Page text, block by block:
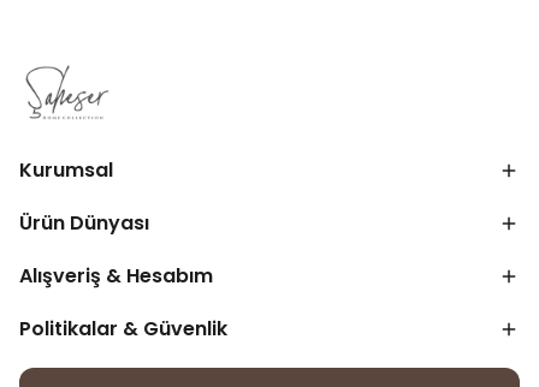
Kurumsal
Ürün Dünyası
Alışveriş & Hesabım
Politikalar & Güvenlik